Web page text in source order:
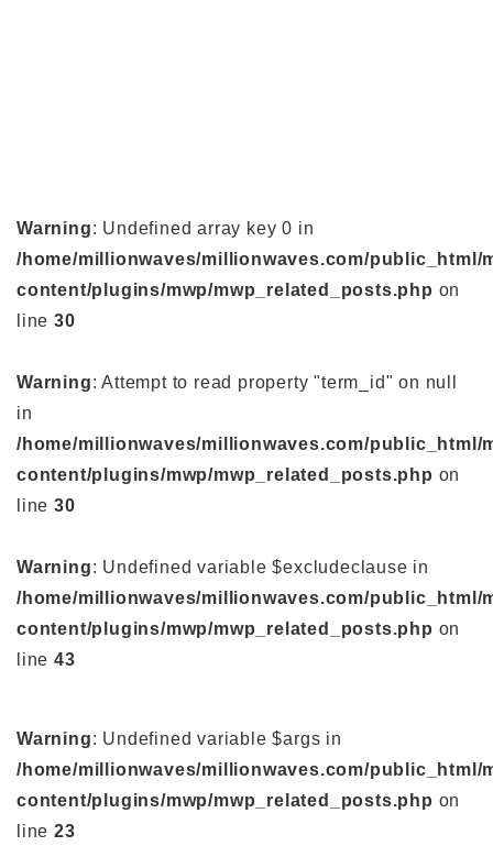
Warning: Undefined array key 0 in
/home/millionwaves/millionwaves.com/public_html/
content/plugins/mwp/mwp_related_posts.php on
line 30
Warning: Attempt to read property "term_id" on null
in
/home/millionwaves/millionwaves.com/public_html/
content/plugins/mwp/mwp_related_posts.php on
line 30
Warning: Undefined variable $excludeclause in
/home/millionwaves/millionwaves.com/public_html/
content/plugins/mwp/mwp_related_posts.php on
line 43
Warning: Undefined variable $args in
/home/millionwaves/millionwaves.com/public_html/
content/plugins/mwp/mwp_related_posts.php on
line 23